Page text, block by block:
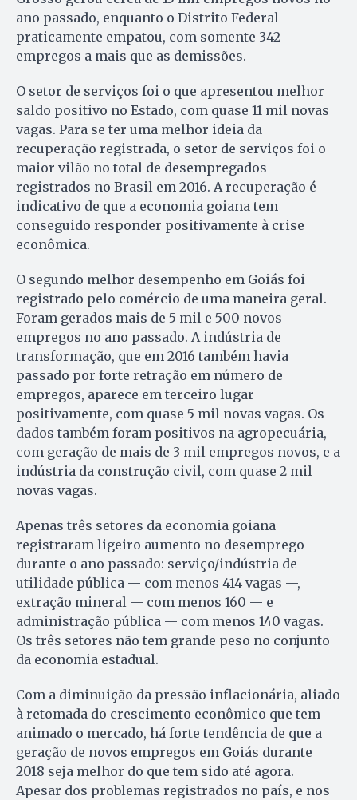
ano passado, enquanto o Distrito Federal
praticamente empatou, com somente 342
empregos a mais que as demissões.
O setor de serviços foi o que apresentou melhor
saldo positivo no Estado, com quase 11 mil novas
vagas. Para se ter uma melhor ideia da
recuperação registrada, o setor de serviços foi o
maior vilão no total de desempregados
registrados no Brasil em 2016. A recuperação é
indicativo de que a economia goiana tem
conseguido responder positivamente à crise
econômica.
O segundo melhor desempenho em Goiás foi
registrado pelo comércio de uma maneira geral.
Foram gerados mais de 5 mil e 500 novos
empregos no ano passado. A indústria de
transformação, que em 2016 também havia
passado por forte retração em número de
empregos, aparece em terceiro lugar
positivamente, com quase 5 mil novas vagas. Os
dados também foram positivos na agropecuária,
com geração de mais de 3 mil empregos novos, e a
indústria da construção civil, com quase 2 mil
novas vagas.
Apenas três setores da economia goiana
registraram ligeiro aumento no desemprego
durante o ano passado: serviço/indústria de
utilidade pública — com menos 414 vagas —,
extração mineral — com menos 160 — e
administração pública — com menos 140 vagas.
Os três setores não tem grande peso no conjunto
da economia estadual.
Com a diminuição da pressão inflacionária, aliado
à retomada do crescimento econômico que tem
animado o mercado, há forte tendência de que a
geração de novos empregos em Goiás durante
2018 seja melhor do que tem sido até agora.
Apesar dos problemas registrados no país, e nos